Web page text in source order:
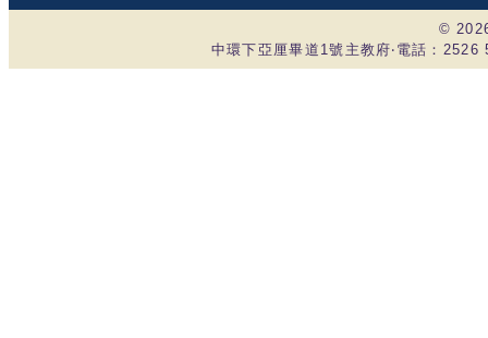
©
中環下亞厘畢道1號主教府‧電話：